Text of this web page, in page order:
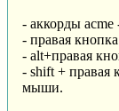
- аккорды
- правая
- alt+правая
- shift + правая
мыши.